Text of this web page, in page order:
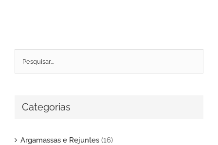
Categorias
Argamassas e Rejuntes (16)